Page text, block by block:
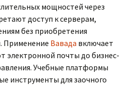
мощностей через
доступ к серверам,
без приобретения
Применение Вавада включает
электронной почты до бизнес-
Учебные платформы
инструменты для заочного